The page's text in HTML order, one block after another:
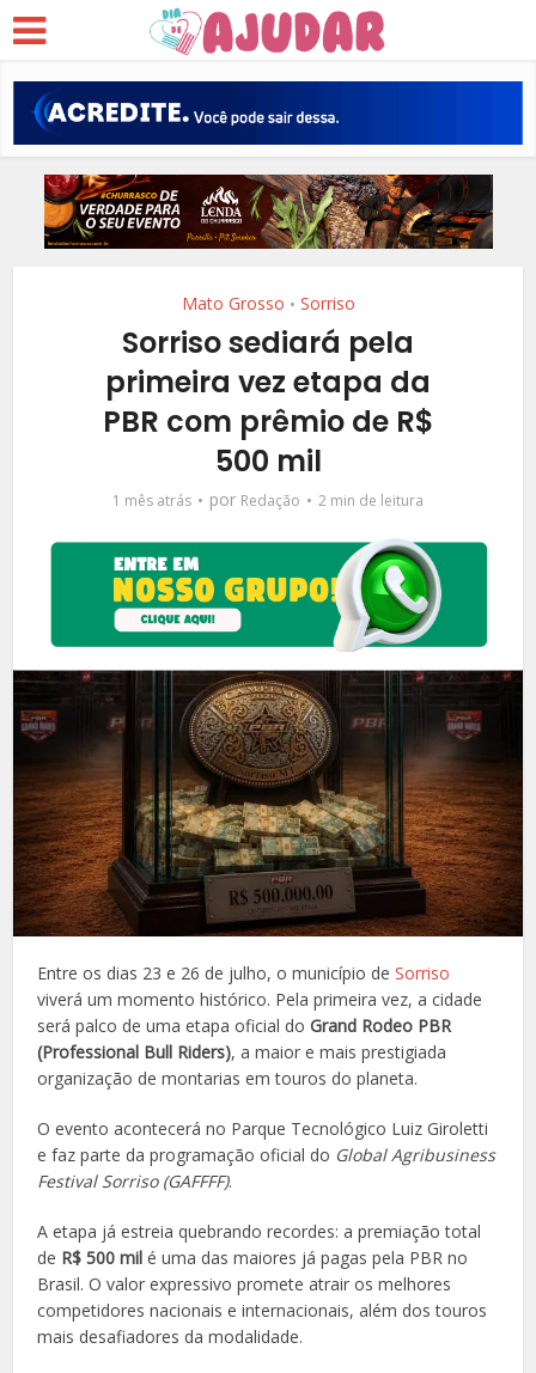
Mato Grosso • Sorriso
Sorriso sediará pela
primeira vez etapa da
PBR com prêmio de R$
500 mil
1 mês atrás por Redação 2 min de leitura
Entre os dias 23 e 26 de julho, o município de Sorriso
viverá um momento histórico. Pela primeira vez, a cidade
será palco de uma etapa oficial doGrand Rodeo PBR
(Professional Bull Riders), a maior e mais prestigiada
organização de montarias em touros do planeta.
O evento acontecerá no Parque Tecnológico Luiz Giroletti
e faz parte da programação oficial do Global Agribusiness
Festival Sorriso (GAFFFF).
A etapa já estreia quebrando recordes: a premiação total
de R$ 500 mil é uma das maiores já pagas pela PBR no
Brasil. O valor expressivo promete atrair os melhores
competidores nacionais e internacionais, além dos touros
mais desafiadores da modalidade.